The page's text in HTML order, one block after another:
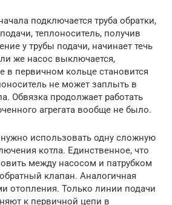
подключается труба обратки,
теплоноситель, получив
у трубы подачи, начинает течь
же насос выключается,
в первичном кольце становится
не может заплыть в
Обвязка продолжает работать
агрегата вообще не было.
использовать одну сложную
котла. Единственное, что
между насосом и патрубком
клапан. Аналогичная
отопления. Только линии подачи
к первичной цепи в